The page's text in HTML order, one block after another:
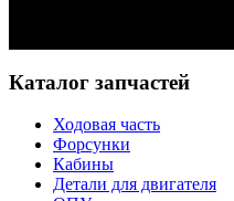
Каталог запчастей
Ходовая часть
Форсунки
Кабины
Детали для двигателя